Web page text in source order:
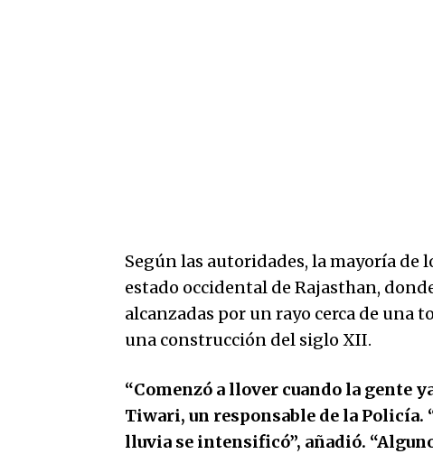
Según las autoridades, la mayoría
estado occidental de Rajasthan,
alcanzadas por un rayo cerca de una
una construcción del siglo XII.
“Comenzó a llover cuando la gente
Tiwari, un responsable de la Policía.
lluvia se intensificó”, añadió.